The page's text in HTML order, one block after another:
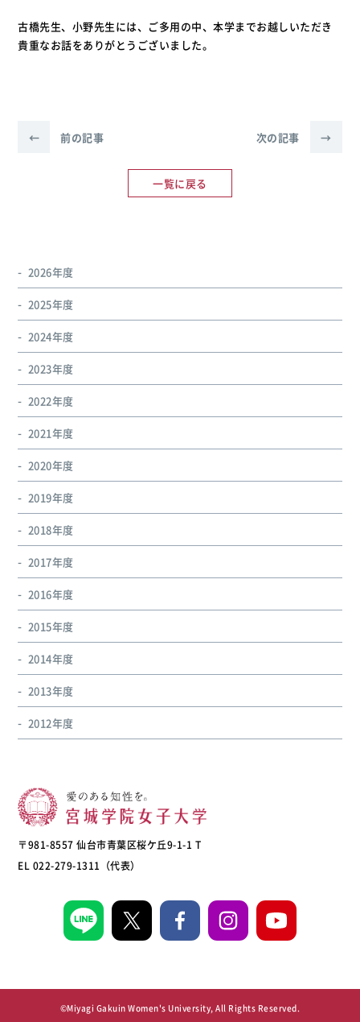
古橋先生、小野先生には、ご多用の中、本学までお越しいただき
貴重なお話をありがとうございました。
← 前の記事
一覧に戻る
次の記事 →
2026年度
2025年度
2024年度
2023年度
2022年度
2021年度
2020年度
2019年度
2018年度
2017年度
2016年度
2015年度
2014年度
2013年度
2012年度
〒981-8557 仙台市青葉区桜ケ丘9-1-1 T
EL 022-279-1311（代表）
©Miyagi Gakuin Women's University, All Rights Reserved.